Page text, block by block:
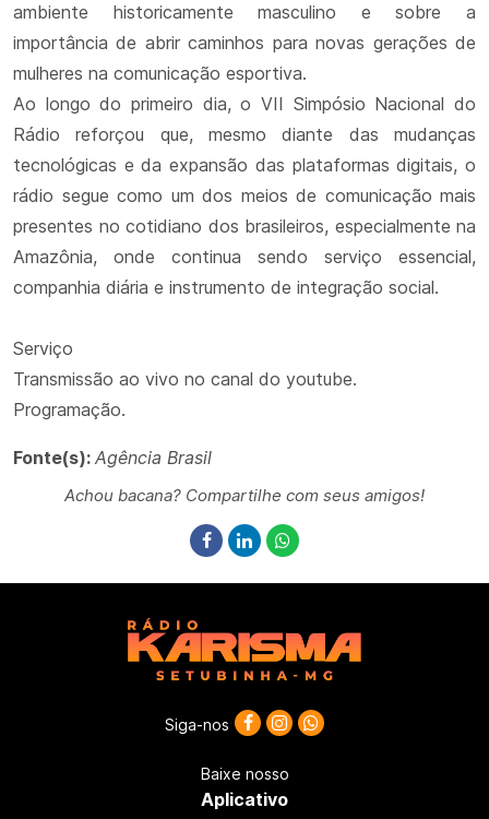
ambiente historicamente masculino e sobre a
importância de abrir caminhos para novas gerações de
mulheres na comunicação esportiva.
Ao longo do primeiro dia, o VII Simpósio Nacional do
Rádio reforçou que, mesmo diante das mudanças
tecnológicas e da expansão das plataformas digitais, o
rádio segue como um dos meios de comunicação mais
presentes no cotidiano dos brasileiros, especialmente na
Amazônia, onde continua sendo serviço essencial,
companhia diária e instrumento de integração social.
Serviço
Transmissão ao vivo no canal do youtube.
Programação.
Fonte(s): Agência Brasil
Achou bacana? Compartilhe com seus amigos!
Siga-nos
Baixe nosso
Aplicativo